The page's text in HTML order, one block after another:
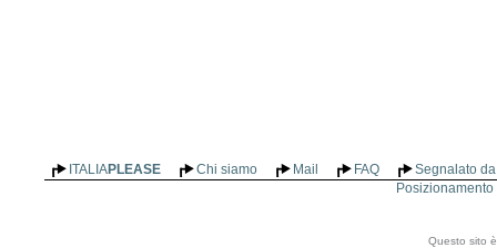
ITALIAPLEASE Chi siamo Mail FAQ
Segnalato
Questo sito